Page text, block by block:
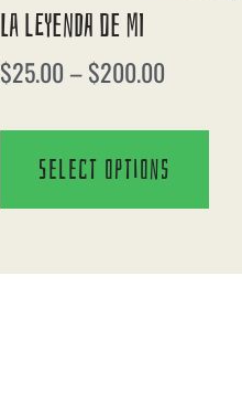
La Leyenda De Mi
$25.00 –$200.00
Select options